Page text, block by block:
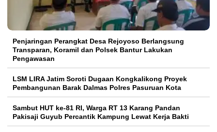
Penjaringan Perangkat Desa Rejoyoso Berlangsung
Transparan, Koramil dan Polsek Bantur Lakukan
Pengawasan
LSM LIRA Jatim Soroti Dugaan Kongkalikong Proyek
Pembangunan Barak Dalmas Polres Pasuruan Kota
Sambut HUT ke-81 RI, Warga RT 13 Karang Pandan
Pakisaji Guyub Percantik Kampung Lewat Kerja Bakti